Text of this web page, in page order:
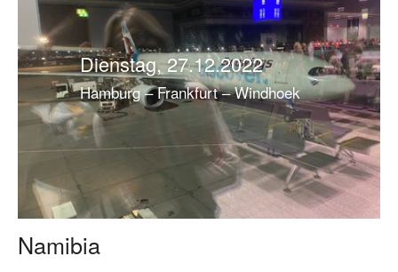
Dienstag, 27.12.2022
Hamburg – Frankfurt – Windhoek
Namibia